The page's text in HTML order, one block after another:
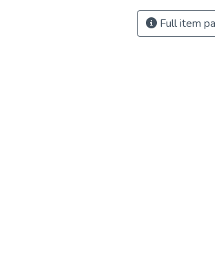
Full item